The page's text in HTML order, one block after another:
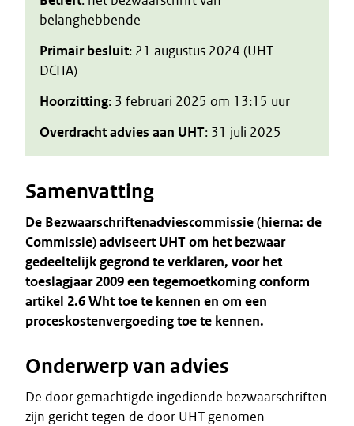
belanghebbende
Primair besluit: 21 augustus 2024 (UHT-
DCHA)
Hoorzitting: 3 februari 2025 om 13:15 uur
Overdracht advies aan UHT: 31 juli 2025
Samenvatting
De Bezwaarschriftenadviescommissie (hierna: de
Commissie) adviseert UHT om het bezwaar
gedeeltelijk gegrond te verklaren, voor het
toeslagjaar 2009 een tegemoetkoming conform
artikel 2.6 Wht toe te kennen en om een
proceskostenvergoeding toe te kennen.
Onderwerp van advies
De door gemachtigde ingediende bezwaarschriften
zijn gericht tegen de door UHT genomen